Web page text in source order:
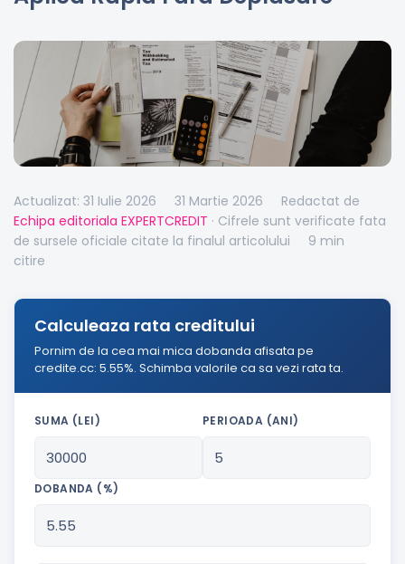
Actualizat: 31 Iulie 2026 31 Martie 2026
Redactat de
Echipa editoriala EXPERTCREDIT · Cifrele sunt verificate fata
de sursele oficiale citate la finalul articolului
9 min
citire
Calculeaza rata creditului
Pornim de la cea mai mica dobanda afisata pe
credite.cc: 5.55%. Schimba valorile ca sa vezi rata ta.
SUMA (LEI) PERIOADA (ANI)
DOBANDA (%)